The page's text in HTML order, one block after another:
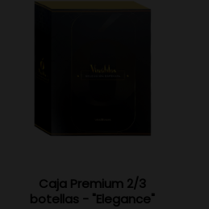
Caja Premium 2/3
botellas - "Elegance"